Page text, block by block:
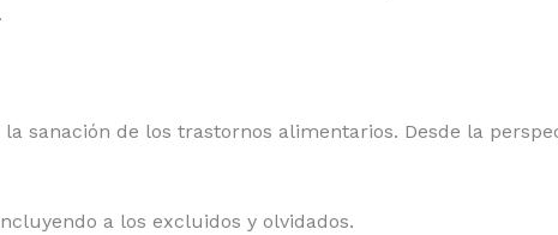
sanación de los trastornos alimentarios. Desde la
a los excluidos y olvidados.